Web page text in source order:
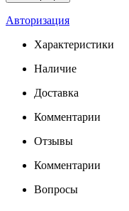
Авторизация
Характеристики
Наличие
Доставка
Комментарии
Отзывы
Комментарии
Вопросы